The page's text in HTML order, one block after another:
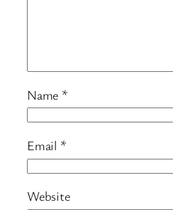
Name *
Email *
Website